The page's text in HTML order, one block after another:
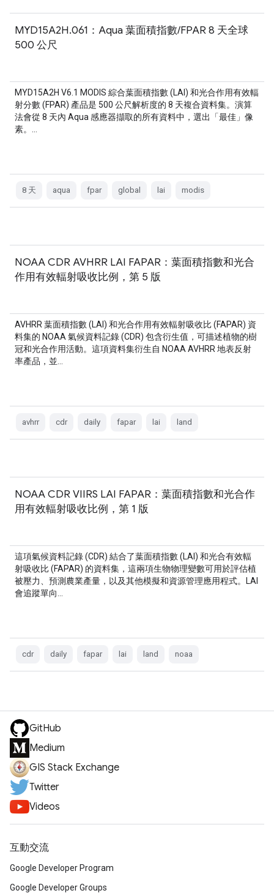
MYD15A2H.061：Aqua 葉面積指數/FPAR 8 天全球
500 公尺
MYD15A2H V6.1 MODIS 綜合葉面積指數 (LAI) 和光合作用有效輻
射分數 (FPAR) 產品是 500 公尺解析度的 8 天複合資料集。演算
法會從 8 天內 Aqua 感應器擷取的所有資料中，選出「最佳」像
素。…
8 天 aqua fpar global lai modis
NOAA CDR AVHRR LAI FAPAR：葉面積指數和光合
作用有效輻射吸收比例，第 5 版
AVHRR 葉面積指數 (LAI) 和光合作用有效輻射吸收比 (FAPAR) 資
料集的 NOAA 氣候資料記錄 (CDR) 包含衍生值，可描述植物的樹
冠和光合作用活動。這項資料集衍生自 NOAA AVHRR 地表反射
率產品，並…
avhrr cdr daily fapar lai land
NOAA CDR VIIRS LAI FAPAR：葉面積指數和光合作
用有效輻射吸收比例，第 1 版
這項氣候資料記錄 (CDR) 結合了葉面積指數 (LAI) 和光合有效輻
射吸收比 (FAPAR) 的資料集，這兩項生物物理變數可用於評估植
被壓力、預測農業產量，以及其他模擬和資源管理應用程式。LAI
會追蹤單向…
cdr daily fapar lai land noaa
GitHub
Medium
GIS Stack Exchange
Twitter
Videos
互動交流
Google Developer Program
Google Developer Groups